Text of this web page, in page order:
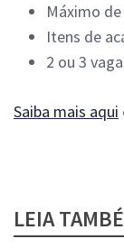
Máximo
Itens de
2 ou 3
Saiba mais aqui
LEIA